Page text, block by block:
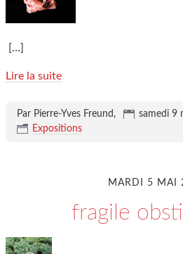
[…]
Lire la suite
Par Pierre-Yves Freund, samedi 9
Expositions
MARDI 5 MAI
fragile